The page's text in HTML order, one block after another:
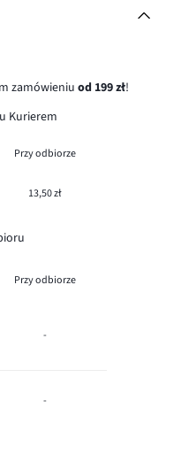
zamówieniu od 199 zł!
Kurierem
Przy odbiorze
13,50 zł
Przy odbiorze
-
-